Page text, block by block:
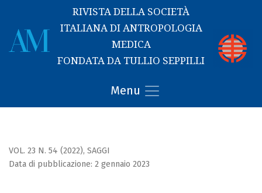
RIVISTA DELLA SOCIETÀ
ITALIANA DI ANTROPOLOGIA
MEDICA
FONDATA DA TULLIO SEPPILLI
Menu
VOL. 23 N. 54 (2022), SAGGI
Data di pubblicazione: 2 gennaio 2023